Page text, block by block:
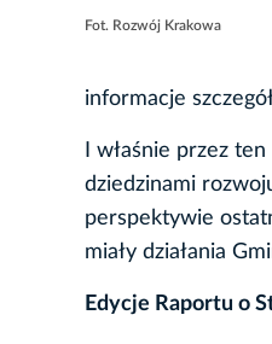
Fot. Rozwój Krakowa
informacje
I właśnie przez
dziedzinami
perspektywie
miały działania
Edycje Raportu o